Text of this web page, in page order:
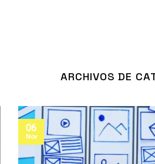
ARCHIVOS DE
06
Nov